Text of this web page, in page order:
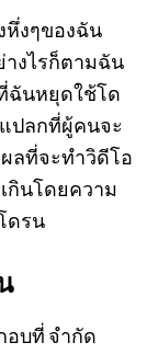
หึ่งๆของฉัน
างไรก็ตามฉัน
ฉันหยุดใช้โด
ปลกที่ผู้คนจะ
ลที่จะทำวิดีโอ
กินโดยความ
ดรน
อบที่ จำกัด